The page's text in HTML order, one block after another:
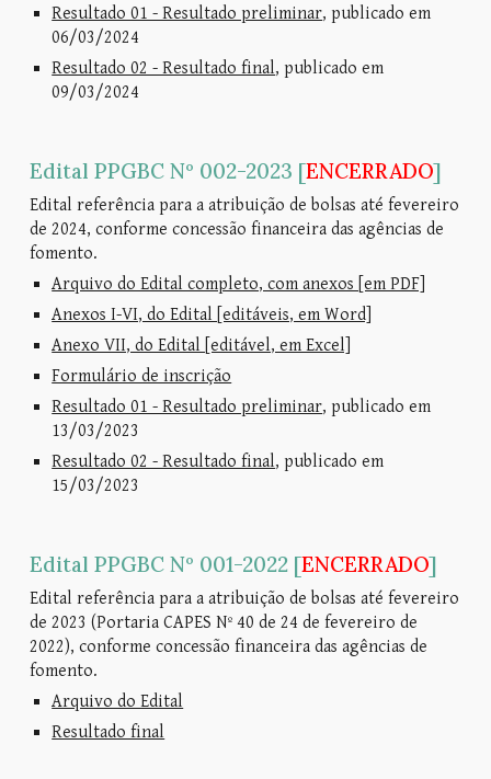
Resultado 01 - Resultado preliminar, publicado em
06/03/2024
Resultado 02 - Resultado final, publicado em
09/03/2024
Edital PPGBC Nº 002-2023 [ENCERRADO]
Edital referência para a atribuição de bolsas até fevereiro
de 2024, conforme concessão financeira das agências de
fomento.
Arquivo do Edital completo, com anexos [em PDF]
Anexos I-VI, do Edital [editáveis, em Word]
Anexo VII, do Edital [editável, em Excel]
Formulário de inscrição
Resultado 01 - Resultado preliminar, publicado em
13/03/2023
Resultado 02 - Resultado final, publicado em
15/03/2023
Edital PPGBC Nº 001-2022 [ENCERRADO]
Edital referência para a atribuição de bolsas até fevereiro
de 2023 (Portaria CAPES Nº 40 de 24 de fevereiro de
2022), conforme concessão financeira das agências de
fomento.
Arquivo do Edital
Resultado final